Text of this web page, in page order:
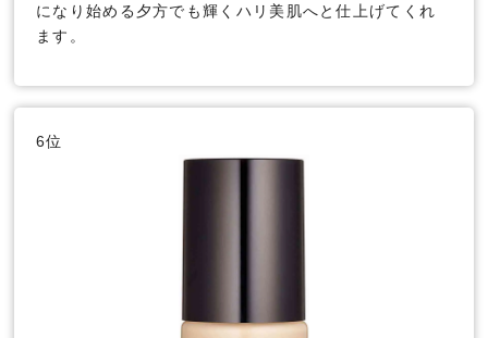
になり始める夕方でも輝くハリ美肌へと仕上げてくれ
ます。
6位